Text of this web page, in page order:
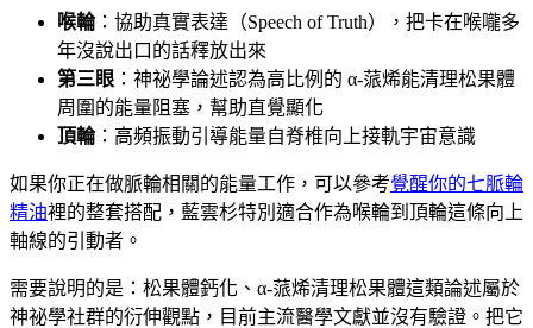
喉輪：協助真實表達（Speech of Truth），把卡在喉嚨多
年沒說出口的話釋放出來
第三眼 ：神祕學論述認為高比例的 α-蒎烯能清理松果體
周圍的能量阻塞，幫助直覺顯化
頂輪：高頻振動引導能量自脊椎向上接軌宇宙意識
如果你正在做脈輪相關的能量工作，可以參考覺醒你的七脈輪
精油裡的整套搭配，藍雲杉特別適合作為喉輪到頂輪這條向上
軸線的引動者。
需要說明的是：松果體鈣化、α-蒎烯清理松果體這類論述屬於
神祕學社群的衍伸觀點，目前主流醫學文獻並沒有驗證。把它